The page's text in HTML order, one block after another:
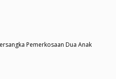
Pemerkosaan Dua Anak